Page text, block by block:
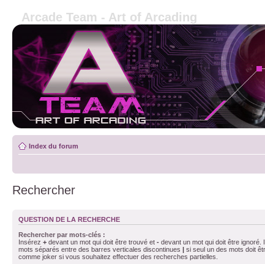
Arcade Team - Art of Arcading
Index du forum
Rechercher
QUESTION DE LA RECHERCHE
Rechercher par mots-clés :
Insérez + devant un mot qui doit être trouvé et - devant un mot qui doit être ignoré.
mots séparés entre des barres verticales discontinues | si seul un des mots doit
comme joker si vous souhaitez effectuer des recherches partielles.